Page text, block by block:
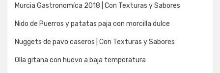
Murcia Gastronomíca 2018 | Con Texturas y Sabores
Nido de Puerros y patatas paja con morcilla dulce
Nuggets de pavo caseros | Con Texturas y Sabores
Olla gitana con huevo a baja temperatura